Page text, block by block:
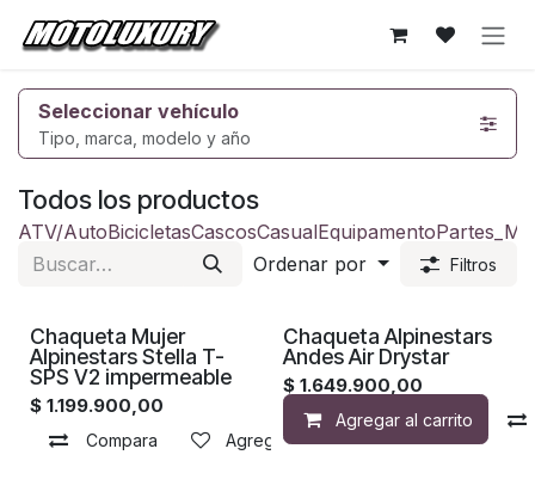
Ir al contenido
Seleccionar vehículo
Tipo, marca, modelo y año
Todos los productos
ATV/AutoBicicletasCascosCasualEquipamento
Ordenar por
Filtros
Chaqueta Mujer
Alpinestars Stella T-
SPS V2 impermeable
$ 1.199.900,00
Compara Agregar a la lista de deseos
Chaqueta Alpinestars
Andes Air Drystar
$1.649.900,00
Agregar al carrito